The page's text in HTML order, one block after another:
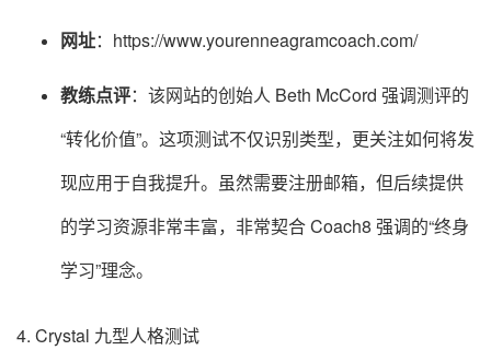
网址：https://www.yourenneagramcoach.com/
教练点评：该网站的创始人 Beth McCord 强调测评的
“转化价值”。这项测试不仅识别类型，更关注如何将发
现应用于自我提升。虽然需要注册邮箱，但后续提供
的学习资源非常丰富，非常契合 Coach8 强调的“终身
学习”理念。
4. Crystal 九型人格测试